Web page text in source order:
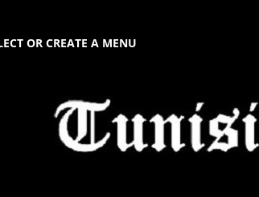
OR CREATE A MENU